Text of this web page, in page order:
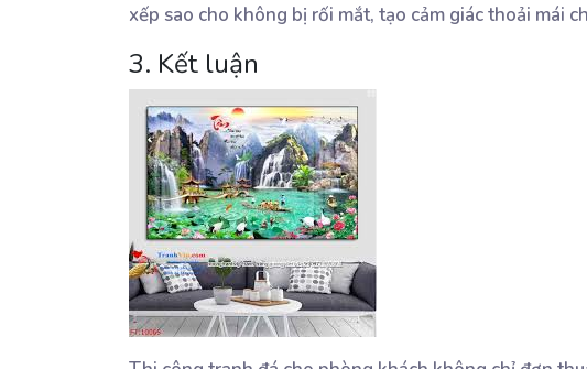
xếp sao cho không bị rối mắt, tạo cảm giác thoải mái
3. Kết luận